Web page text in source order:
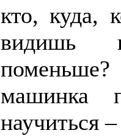
кто, куда,
видишь
машинка
научиться